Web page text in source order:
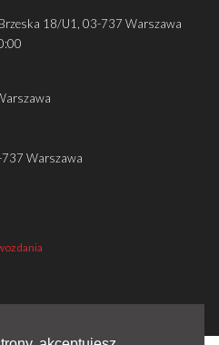
18/U1, 03-737 Warszawa
Warszawa